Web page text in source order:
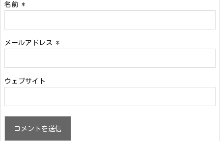
名前 *
メールアドレス *
ウェブサイト